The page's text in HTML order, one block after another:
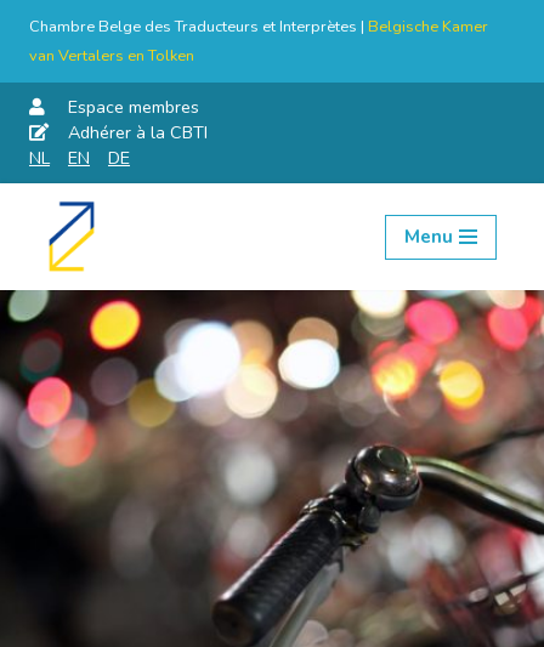
Chambre Belge des Traducteurs et Interprètes | Belgische Kamer
van Vertalers en Tolken
Espace membres
Adhérer à la CBTI
NL
EN DE
Aller
contenu
Menu